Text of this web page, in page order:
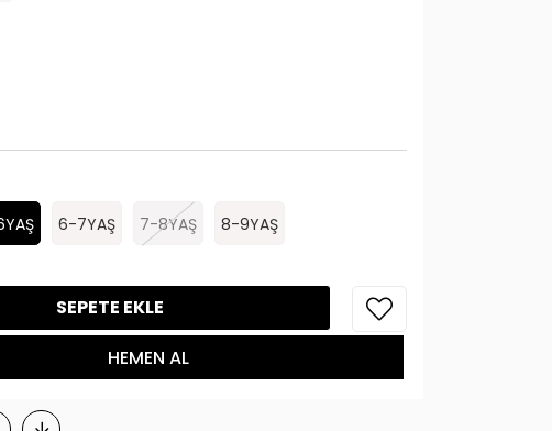
6-7YAŞ 7-8YAŞ 8-9YAŞ